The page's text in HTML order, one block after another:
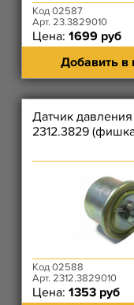
Код 02587
Арт. 23.3829010
Цена: 1699 руб
Добавить в
Датчик
2312.3829
Код 02588
Арт. 2312.3829010
Цена: 1353 руб